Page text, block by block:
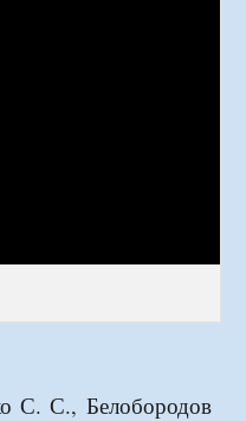
С. С., Белобородов